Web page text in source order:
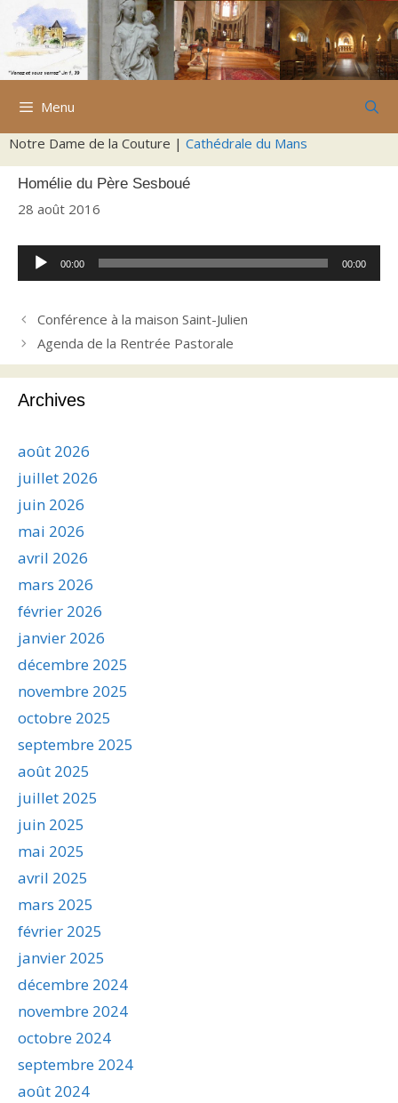
Aller
contenu
Menu
Notre Dame de la Couture | Cathédrale du Mans
Homélie du Père Sesboué
28 août 2016
Lecteur
audio
00:00 00:00
Conférence à la maison Saint-Julien
Agenda de la Rentrée Pastorale
Archives
août 2026
juillet 2026
juin 2026
mai 2026
avril 2026
mars 2026
février 2026
janvier 2026
décembre 2025
novembre 2025
octobre 2025
septembre 2025
août 2025
juillet 2025
juin 2025
mai 2025
avril 2025
mars 2025
février 2025
janvier 2025
décembre 2024
novembre 2024
octobre 2024
septembre 2024
août 2024